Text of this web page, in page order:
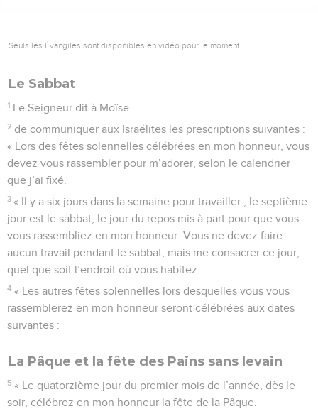
Seuls les Évangiles sont disponibles en vidéo pour le moment.
Le Sabbat
1 Le Seigneur dit à Moïse
2 de communiquer aux Israélites les prescriptions suivantes :
« Lors des fêtes solennelles célébrées en mon honneur, vous
devez vous rassembler pour m’adorer, selon le calendrier
que j’ai fixé.
3 « Il y a six jours dans la semaine pour travailler ; le septième
jour est le sabbat, le jour du repos mis à part pour que vous
vous rassembliez en mon honneur. Vous ne devez faire
aucun travail pendant le sabbat, mais me consacrer ce jour,
quel que soit l’endroit où vous habitez.
4 « Les autres fêtes solennelles lors desquelles vous vous
rassemblerez en mon honneur seront célébrées aux dates
suivantes :
La Pâque et la fête des Pains sans levain
5 « Le quatorzième jour du premier mois de l’année, dès le
soir, célébrez en mon honneur la fête de la Pâque.